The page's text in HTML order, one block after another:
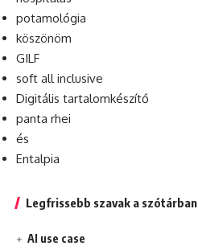
potamológia
köszönöm
GILF
soft all inclusive
Digitális tartalomkészítő
panta rhei
és
Entalpia
Legfrissebb szavak a szótárban
AI use case